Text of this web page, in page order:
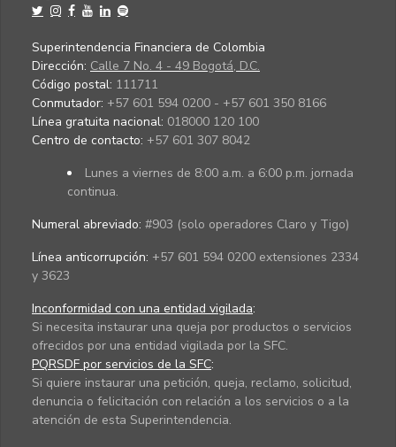
Superintendencia Financiera de Colombia
Dirección: Calle 7 No. 4 - 49 Bogotá, D.C.
Código postal: 111711
Conmutador: +57 601 594 0200 - +57 601 350 8166
Línea gratuita nacional: 018000 120 100
Centro de contacto: +57 601 307 8042
Lunes a viernes de 8:00 a.m. a 6:00 p.m. jornada
continua.
Numeral abreviado: #903 (solo operadores Claro y Tigo)
Línea anticorrupción: +57 601 594 0200 extensiones 2334
y 3623
Inconformidad con una entidad vigilada:
Si necesita instaurar una queja por productos o servicios
ofrecidos por una entidad vigilada por la SFC.
PQRSDF por servicios de la SFC:
Si quiere instaurar una petición, queja, reclamo, solicitud,
denuncia o felicitación con relación a los servicios o a la
atención de esta Superintendencia.